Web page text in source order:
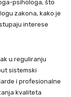
psihologa, što
zakona, kako je
interese
u reguliranju
sistemski
i profesionalne
kvaliteta